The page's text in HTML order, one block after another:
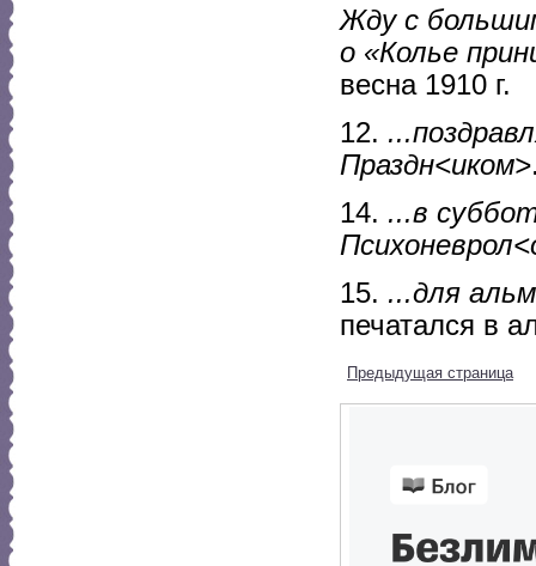
Жду с
о «Колье
весна 1910 г.
12.
Праздн<иком>
14. ...в
15. ...для
печатался в
Предыдущая страница